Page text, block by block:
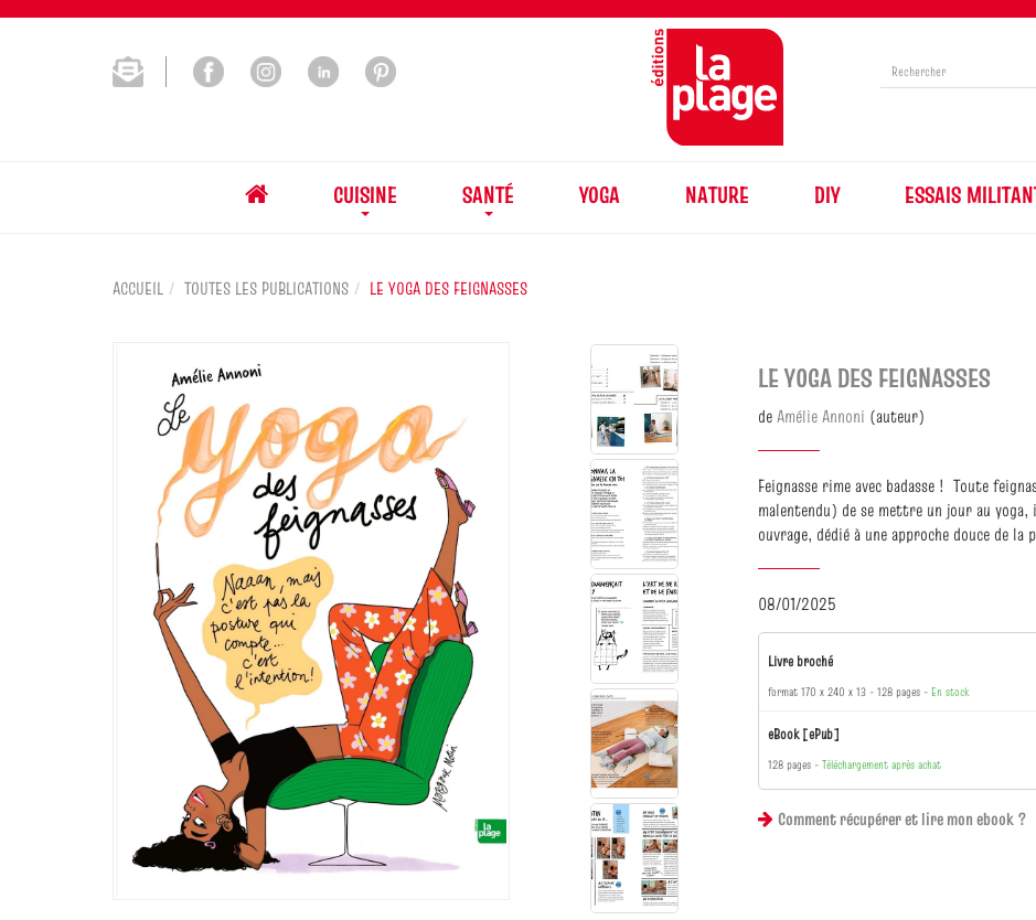
CUISINE SANTÉ YOGA NATURE DIY ESSAIS
ACCUEIL TOUTES LES PUBLICATIONS LE YOGA DES FEIGNASSES
LE YOGA DES FEIGNASSES
deAmélie Annoni (auteur)
Feignasse rime avec badasse ! Toute
malentendu) de se mettre un jour au
ouvrage, dédié à une approche douce de
08/01/2025
Livre broché
format 170 x 240 x 13 128 pages En stock
eBook [ePub]
128 pages Téléchargement après achat
Comment récupérer et lire mon ebook ?